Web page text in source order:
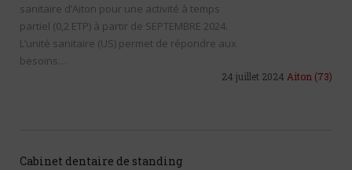
sanitaire d’Aiton pour une activité à temps
partiel (0,2 ETP) à partir de SEPTEMBRE 2024.
L’unité sanitaire (US) permet de répondre aux
besoins…
24 juillet 2024 Aiton (73)
Cabinet dentaire de standing